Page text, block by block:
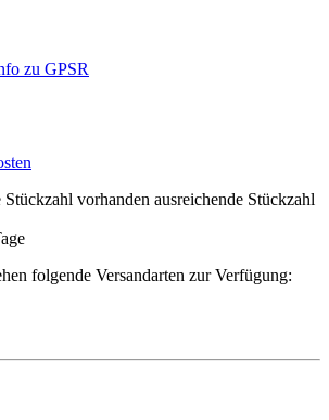
zu GPSR
ausreichende Stückzahl
folgende Versandarten zur Verfügung: